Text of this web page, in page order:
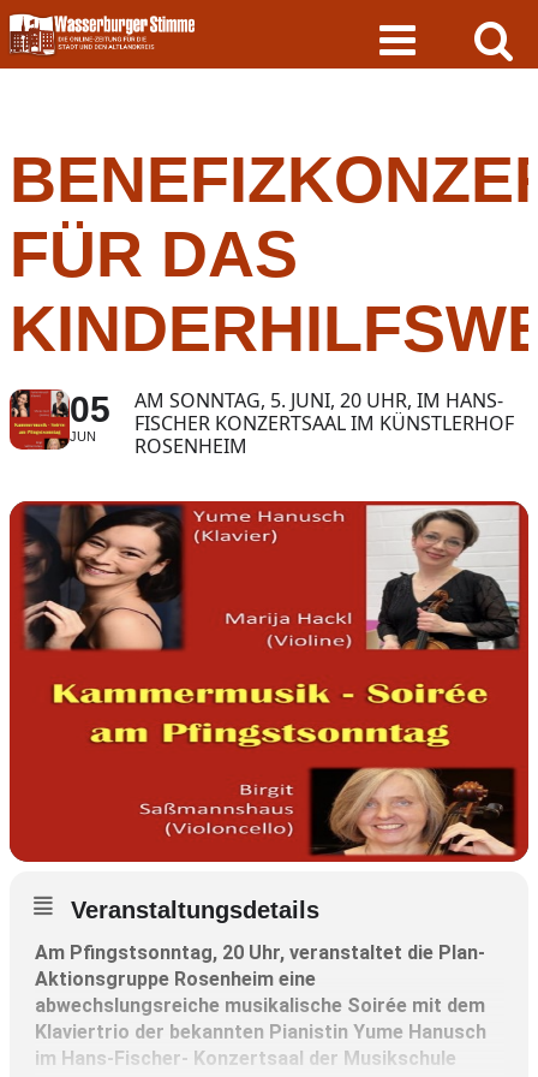
Skip
to
content
FÜR DAS
05
JUN
AM SONNTAG, 5. JUNI, 20 UHR, IM HANS-
FISCHER KONZERTSAAL IM KÜNSTLERHOF
ROSENHEIM
Veranstaltungsdetails
Am Pfingstsonntag, 20 Uhr, veranstaltet die Plan-
Aktionsgruppe Rosenheim eine
abwechslungsreiche musikalische Soirée mit dem
Klaviertrio der bekannten Pianistin Yume Hanusch
im Hans-Fischer- Konzertsaal der Musikschule